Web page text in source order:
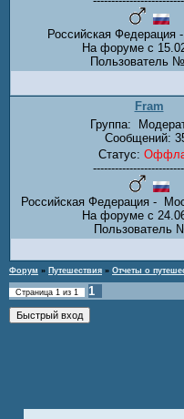
Российская Федерация
На форуме с
Пользователь
Fram
Группа:
Сообщений:
Статус:
Российская Федерация -
На форуме с
Пользователь
Форум » Путешествия » Отчеты о
Страница 1 из 1
1